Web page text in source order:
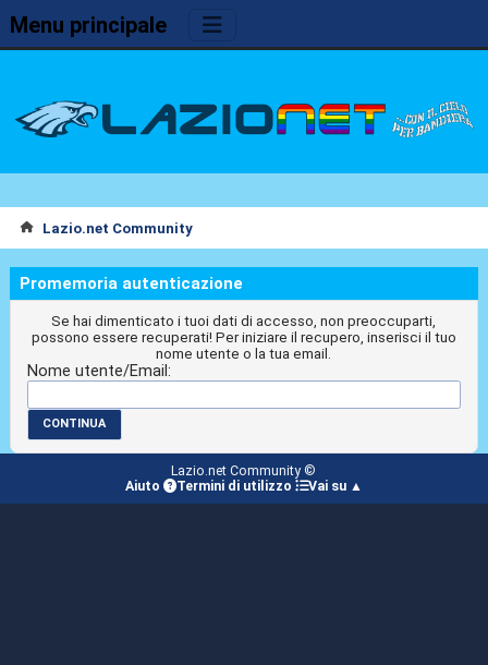
Menu principale
Lazio.net Community
Promemoria autenticazione
Se hai dimenticato i tuoi dati di accesso, non preoccuparti,
possono essere recuperati! Per iniziare il recupero, inserisci il tuo
nome utente o la tua email.
Nome utente/Email:
Lazio.net Community ©
Aiuto
Termini di utilizzo Vai su ▲